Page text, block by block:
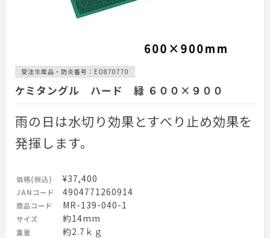
受注生産品・防炎番号：EO870770
ケミタングル ハード 緑 ６００×９００
雨の日は水切り効果とすべり止め効果を
発揮します。
価格(税込) ¥37,400
JANコード 4904771260914
商品コード MR-139-040-1
サイズ 約14mm
重量 約2.7ｋｇ